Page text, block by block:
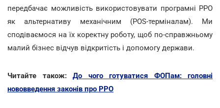
передбачає можливість використовувати програмні РРО
як альтернативу механічним (POS-терміналам). Ми
сподіваємося на їх коректну роботу, щоб по-справжньому
малий бізнес відчув відкритість і допомогу держави.
Читайте також: До чого готуватися ФОПам: головні
нововведення законів про РРО